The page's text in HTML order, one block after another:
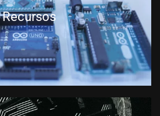
Recursos